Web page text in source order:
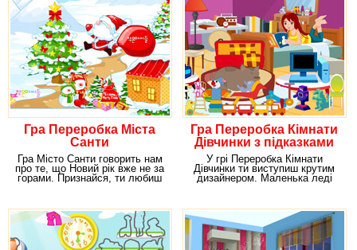
Гра Переробка Міста
Санти
Гра Місто Санти говорить нам
про те, що Новий рік вже не за
горами. Признайся, ти любиш
Гра Переробка Кімнати
Дівчинки з підказками
У грі Переробка Кімнати
Дівчинки ти виступиш крутим
дизайнером. Маленька леді